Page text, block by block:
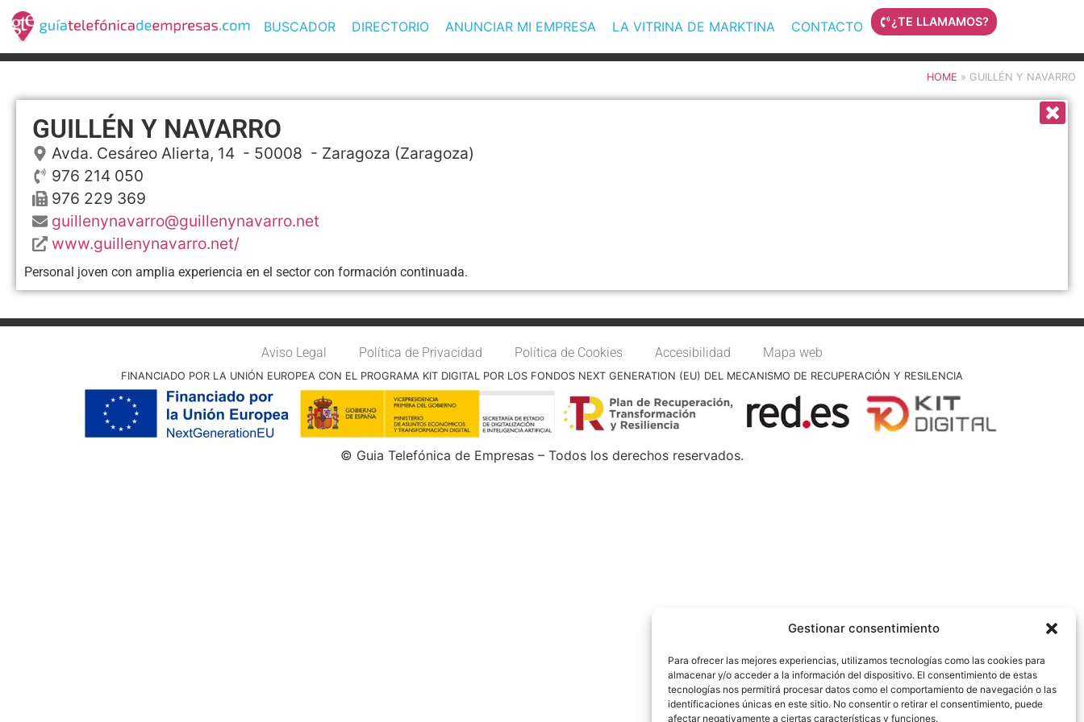
Gestionar consentimiento
Para ofrecer las mejores experiencias, utilizamos tecnologías como las cookies para
almacenar y/o acceder a la información del dispositivo. El consentimiento de estas
tecnologías nos permitirá procesar datos como el comportamiento de navegación o las
identificaciones únicas en este sitio. No consentir o retirar el consentimiento, puede
afectar negativamente a ciertas características y funciones.
BUSCADOR DIRECTORIO ANUNCIAR MI EMPRESA LA VITRINA DE MARKTINA CONTACTO ¿TE LLAMAMOS?
HOME » GUILLÉN Y NAVARRO
GUILLÉN Y NAVARRO
Avda. Cesáreo Alierta, 14 - 50008 - Zaragoza (Zaragoza)
976 214 050
976 229 369
guillenynavarro@guillenynavarro.net
www.guillenynavarro.net/
Personal joven con amplia experiencia en el sector con formación continuada.
Aviso Legal Política de Privacidad Política de Cookies Accesibilidad Mapa web
FINANCIADO POR LA UNIÓN EUROPEA CON EL PROGRAMA KIT DIGITAL POR LOS FONDOS NEXT GENERATION (EU) DEL MECANISMO DE RECUPERACIÓN Y RESILENCIA
© Guia Telefónica de Empresas – Todos los derechos reservados.